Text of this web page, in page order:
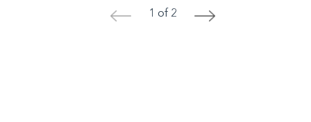
< 1 of 2 >